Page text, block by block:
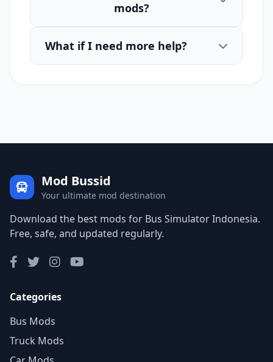
mods?
What if I need more help?
Mod Bussid
Your ultimate mod destination
Download the best mods for Bus Simulator Indonesia.
Free, safe, and updated regularly.
Categories
Bus Mods
Truck Mods